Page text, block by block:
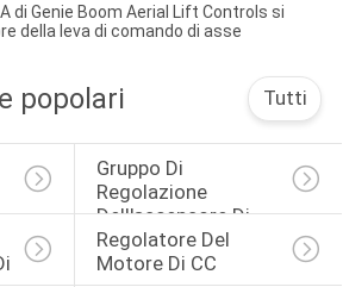
di Genie Boom Aerial Lift Controls si
della leva di comando di asse
popolari Tutti
Gruppo Di
Regolazione
Dell'ascensore Di
Forbici
Regolatore Del
Motore Di CC